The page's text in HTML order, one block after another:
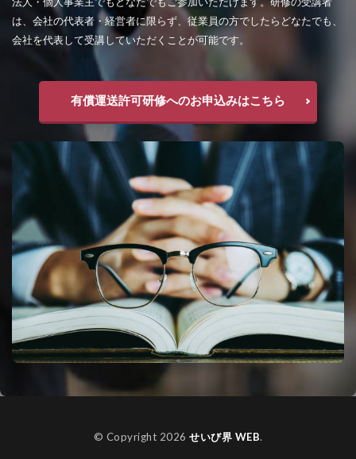
は、会社の代表者・経営者に限らず、従業員の方でしたらどなたでも、
会社を代表して受講していただくことが可能です。
有償運送許可研修へのお申込みはこちら
© Copyright 2026 せいび界 WEB.